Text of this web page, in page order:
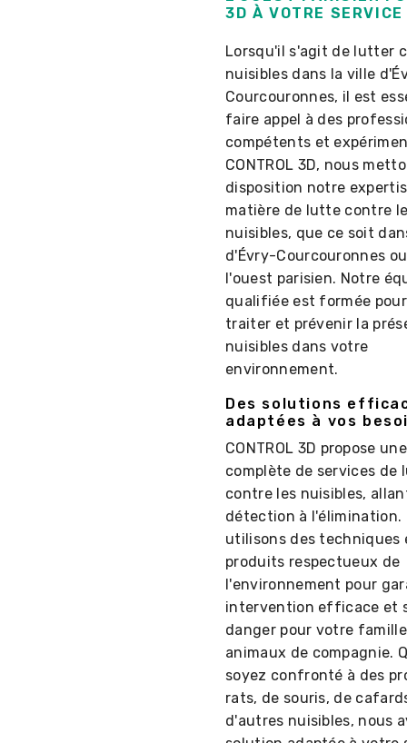
3D À VOTRE SERVICE
Lorsqu'il s'agit de lutter
nuisibles dans la ville
Courcouronnes, il est
faire appel à des
compétents et
CONTROL 3D, nous
disposition notre
matière de lutte contre
nuisibles, que ce soit
d'Évry-Courcouronnes
l'ouest parisien. Notre
qualifiée est formée
traiter et prévenir la
nuisibles dans votre
environnement.
Des solutions
adaptées à vos
CONTROL 3D propose
complète de services de
contre les nuisibles,
détection à l'élimination.
utilisons des techniques
produits respectueux de
l'environnement pour
intervention efficace et
danger pour votre
animaux de compagnie.
soyez confronté à des
rats, de souris, de
d'autres nuisibles, nous